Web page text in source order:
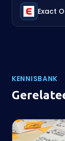
Exact
KENNISBANK